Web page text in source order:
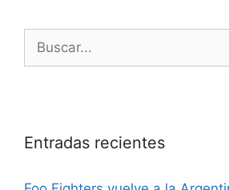
Entradas recientes